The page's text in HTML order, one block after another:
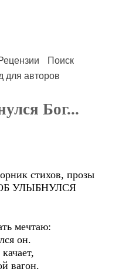
Поиск
для авторов
Бог...
стихов, прозы
УЛЫБНУЛСЯ
мечтаю:
он.
вагон.